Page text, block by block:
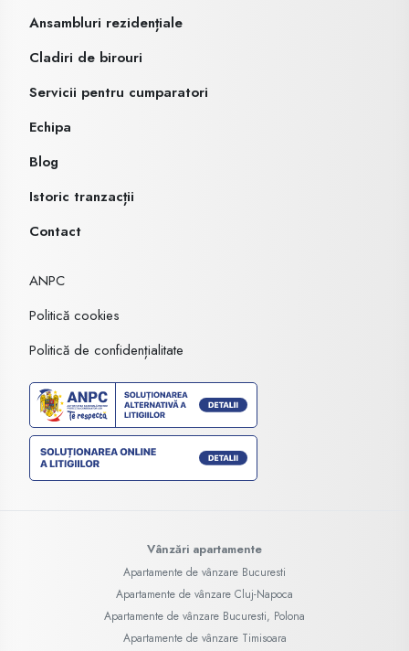
Ansambluri rezidențiale
Cladiri de birouri
Servicii pentru cumparatori
Echipa
Blog
Istoric tranzacții
Contact
ANPC
Politică cookies
Politică de confidențialitate
Vânzări apartamente
Apartamente de vânzare Bucuresti
Apartamente de vânzare Cluj-Napoca
Apartamente de vânzare Bucuresti, Polona
Apartamente de vânzare Timisoara